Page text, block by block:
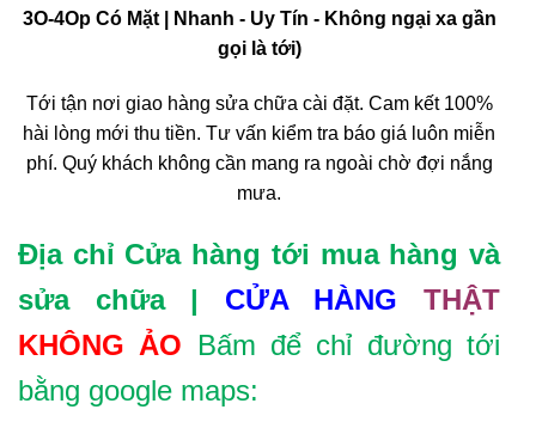
3O-4Op Có Mặt | Nhanh - Uy Tín - Không ngại xa gần
gọi là tới)
Tới tận nơi giao hàng sửa chữa cài đặt. Cam kết 100%
hài lòng mới thu tiền. Tư vấn kiểm tra báo giá luôn miễn
phí. Quý khách không cần mang ra ngoài chờ đợi nắng
mưa.
Địa chỉ Cửa hàng tới mua hàng và
sửa chữa | CỬA HÀNG
THẬT
KHÔNG ẢO Bấm để chỉ đường tới
bằng google maps: